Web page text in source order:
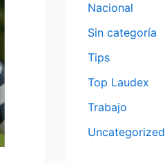
Nacional
Sin categoría
Tips
Top Laudex
Trabajo
Uncategorized